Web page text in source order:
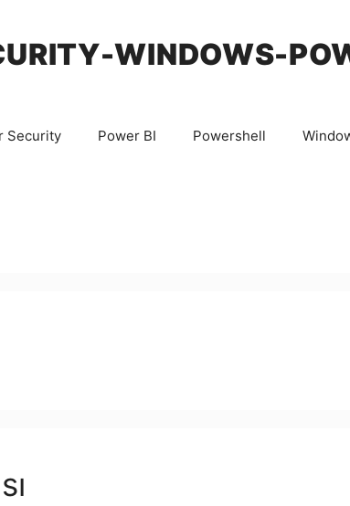
WINDOWS-
Security Power BI Powershell